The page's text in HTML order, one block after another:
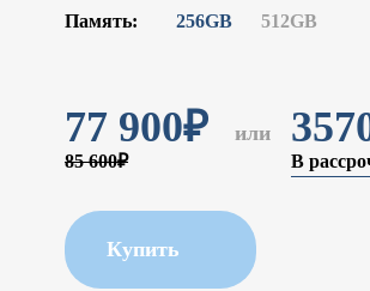
Память: 256GB 512GB
77 900₽ или
В
85 600₽
Купить